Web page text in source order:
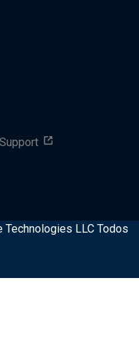
LLC Todos